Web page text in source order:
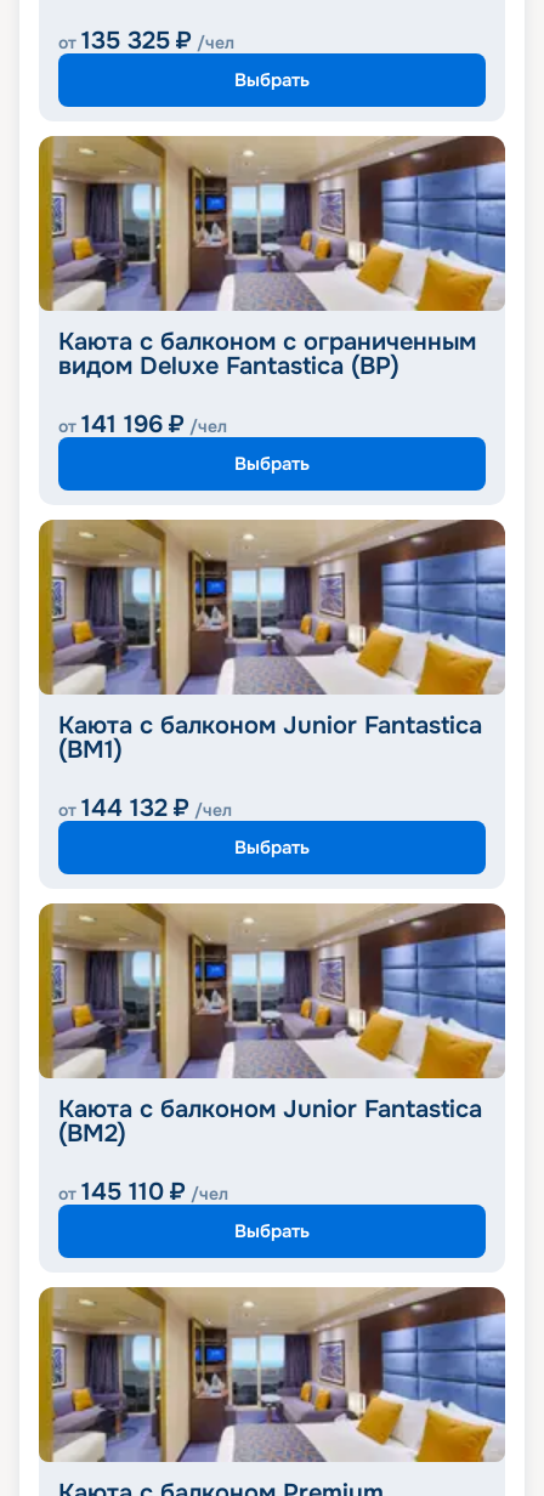
от 135 325 ₽ /чел
Выбрать
Каюта с балконом с ограниченным
видом Deluxe Fantastica (BP)
от 141 196 ₽ /чел
Выбрать
Каюта с балконом Junior Fantastica
(BM1)
от 144 132 ₽ /чел
Выбрать
Каюта с балконом Junior Fantastica
(BM2)
от 145 110 ₽ /чел
Выбрать